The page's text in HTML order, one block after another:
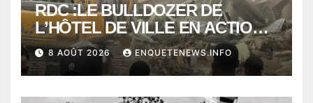
RDC :LE BULLDOZER DE
L’HÔTEL DE VILLE EN ACTION
POUR DEGAGER LA VOIE
PUBLIQUE en action DANS LA
COMMUNE DE NGALIEMA
8 AOÛT 2026 ENQUETENEWS.INFO